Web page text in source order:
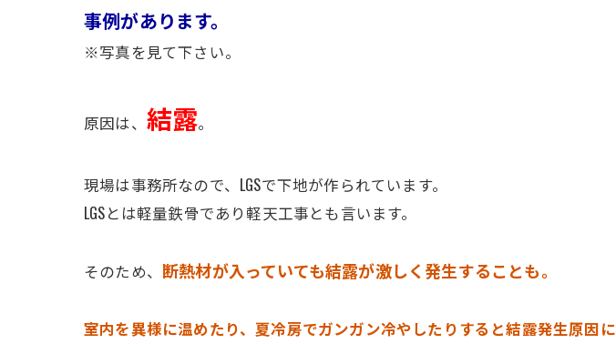
事例があります。
※写真を見て下さい。
原因は、 結露。
現場は事務所なので、LGSで下地が作られています。
LGSとは軽量鉄骨であり軽天工事とも言います。
そのため、 断熱材が入っていても結露が激しく発生することも。
室内を異様に温めたり、夏冷房でガンガン冷やしたりすると結露発生原因に